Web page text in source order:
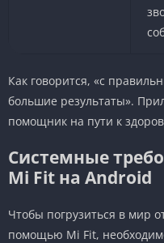
Как говорится, «с
большие результаты».
помощник на пути к
Системные
Mi Fit на Android
Чтобы погрузиться в мир
помощью Mi Fit,